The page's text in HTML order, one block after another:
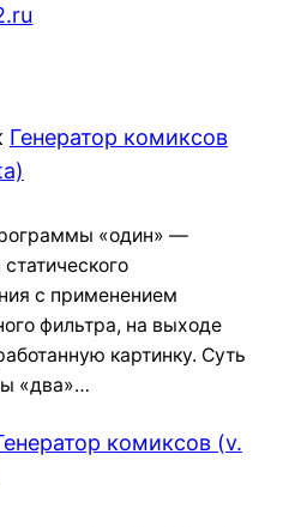
Генератор комиксов
«один» —
с применением
фильтра, на выходе
картинку. Суть
«два»…
комиксов (v.